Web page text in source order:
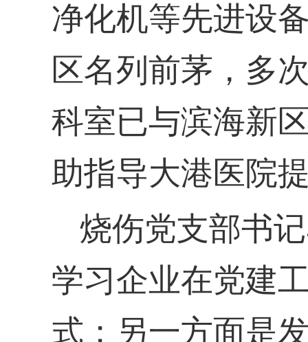
净化机等先进设
区名列前茅，多
科室已与滨海新
助指导大港医院
烧伤党支部书
学习企业在党建
式；另一方面是